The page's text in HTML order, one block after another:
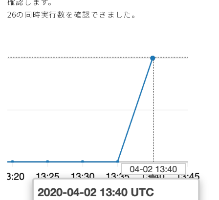
26の同時実行数を確認できました。